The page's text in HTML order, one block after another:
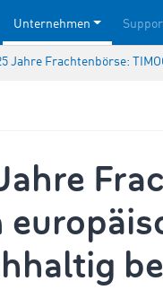
Unternehmen
Jahre Frachtenbörse: